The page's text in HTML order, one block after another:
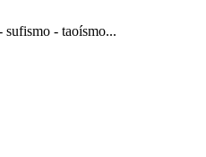
sufismo - taoísmo...